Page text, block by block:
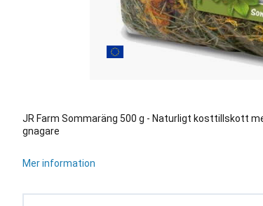
JR Farm Sommaräng 500 g - Naturligt kosttillskott
gnagare
Mer information